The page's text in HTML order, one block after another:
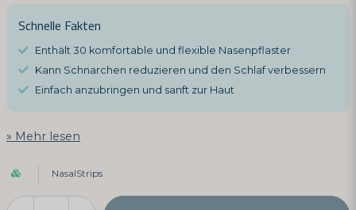
Schnelle Fakten
Enthält 30 komfortable und flexible Nasenpflaster
Kann Schnarchen reduzieren und den Schlaf verbessern
Einfach anzubringen und sanft zur Haut
Mehr lesen
NasalStrips